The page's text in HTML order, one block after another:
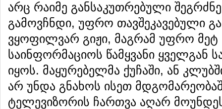
არც რაიმე განსაკუთრებული
გამოვჩნდი, უფრო თავშეკავებული
ვყოფილვარ გიჟი, მაგრამ უფრო მეტ
საინფორმაციოს წამყვანი ყველგან
იყოს. მაყურებელმა ქუჩაში, ან
არ უნდა გნახოს ისეთ
ტელევიზორის ჩართვა აღარ